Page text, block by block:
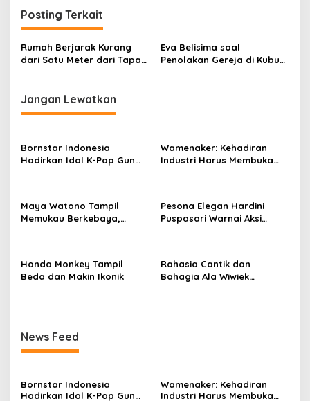
g
a
s
i
p
o
Posting Terkait
Rumah Berjarak Kurang
dari Satu Meter dari Tapak
Eva Belisima soal
Penolakan Gereja di Kubu
Jangan Lewatkan
Bornstar Indonesia
Hadirkan Idol K-Pop Gun
Puncak Acara
Wamenaker: Kehadiran
Industri Harus Membuka
Maya Watono Tampil
Memukau Berkebaya,
Pesona Elegan Hardini
Puspasari Warnai Aksi
Honda Monkey Tampil
Beda dan Makin Ikonik
Rahasia Cantik dan
Bahagia Ala Wiwiek
News Feed
Bornstar Indonesia
Hadirkan Idol K-Pop Gun
Wamenaker: Kehadiran
Industri Harus Membuka